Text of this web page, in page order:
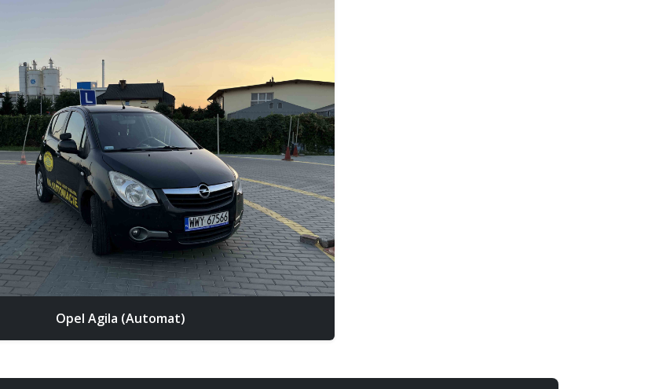
Opel Agila (Automat)